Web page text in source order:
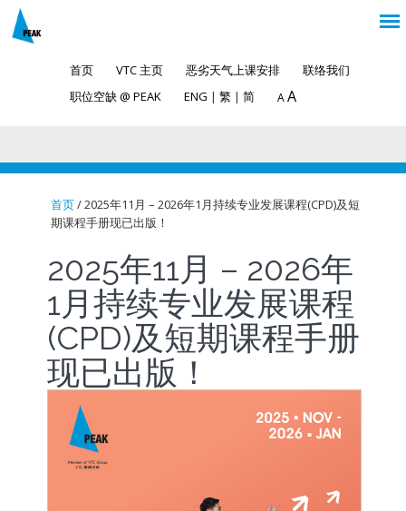
首页 VTC 主页 恶劣天气上课安排
联络我们
职位空缺 @ PEAK
ENG | 繁 | 简 A A
You are here
首页/ 2025年11月 – 2026年1月持续专业发展课程(CPD)及短
期课程手册现已出版！
2025年11月 – 2026年
1月持续专业发展课程
(CPD)及短期课程手册
现已出版！